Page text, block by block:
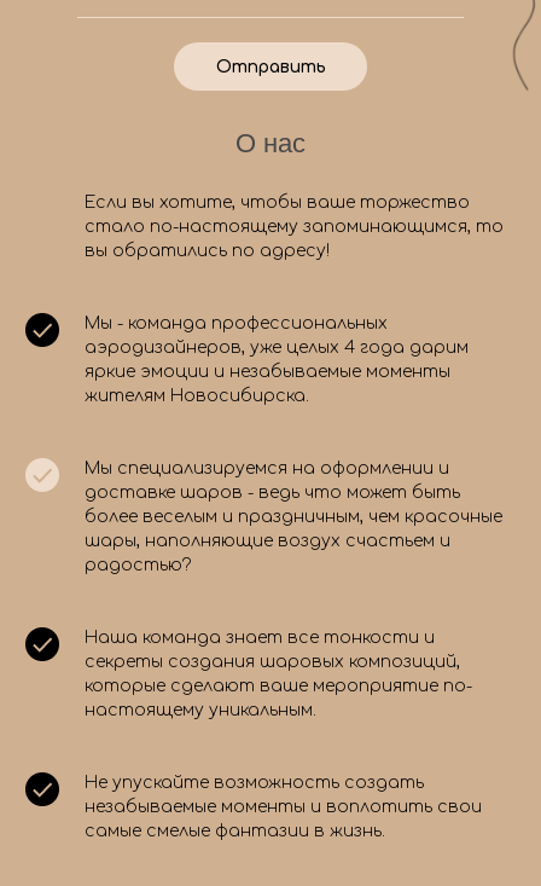
Отправить
О нас
Если вы хотите, чтобы ваше торжество
стало по-настоящему запоминающимся, то
вы обратились по адресу!
Мы - команда профессиональных
аэродизайнеров, уже целых 4 года дарим
яркие эмоции и незабываемые моменты
жителям Новосибирска.
Мы специализируемся на оформлении и
доставке шаров - ведь что может быть
более веселым и праздничным, чем красочные
шары, наполняющие воздух счастьем и
радостью?
Наша команда знает все тонкости и
секреты создания шаровых композиций,
которые сделают ваше мероприятие по-
настоящему уникальным.
Не упускайте возможность создать
незабываемые моменты и воплотить свои
самые смелые фантазии в жизнь.